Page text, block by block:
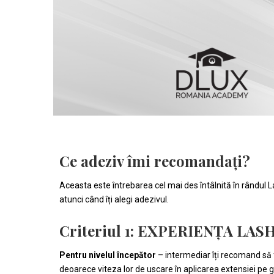
Ce adeziv îmi recomandați?
Aceasta este întrebarea cel mai des întâlnită în rândul
atunci când îți alegi adezivul.
Criteriul 1: EXPERIENȚA
Pentru nivelul începător – intermediar îți recomand
deoarece viteza lor de uscare în aplicarea extensiei pe